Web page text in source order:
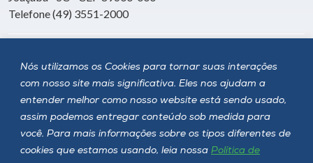
Nós utilizamos os Cookies para tornar suas interações
com nosso site mais significativa. Eles nos ajudam a
entender melhor como nosso website está sendo usado,
assim podemos entregar conteúdo sob medida para
você. Para mais informações sobre os tipos diferentes de
cookies que estamos usando, leia nossa Política de
Telefone (49) 3551-2000
Siga a Unoesc